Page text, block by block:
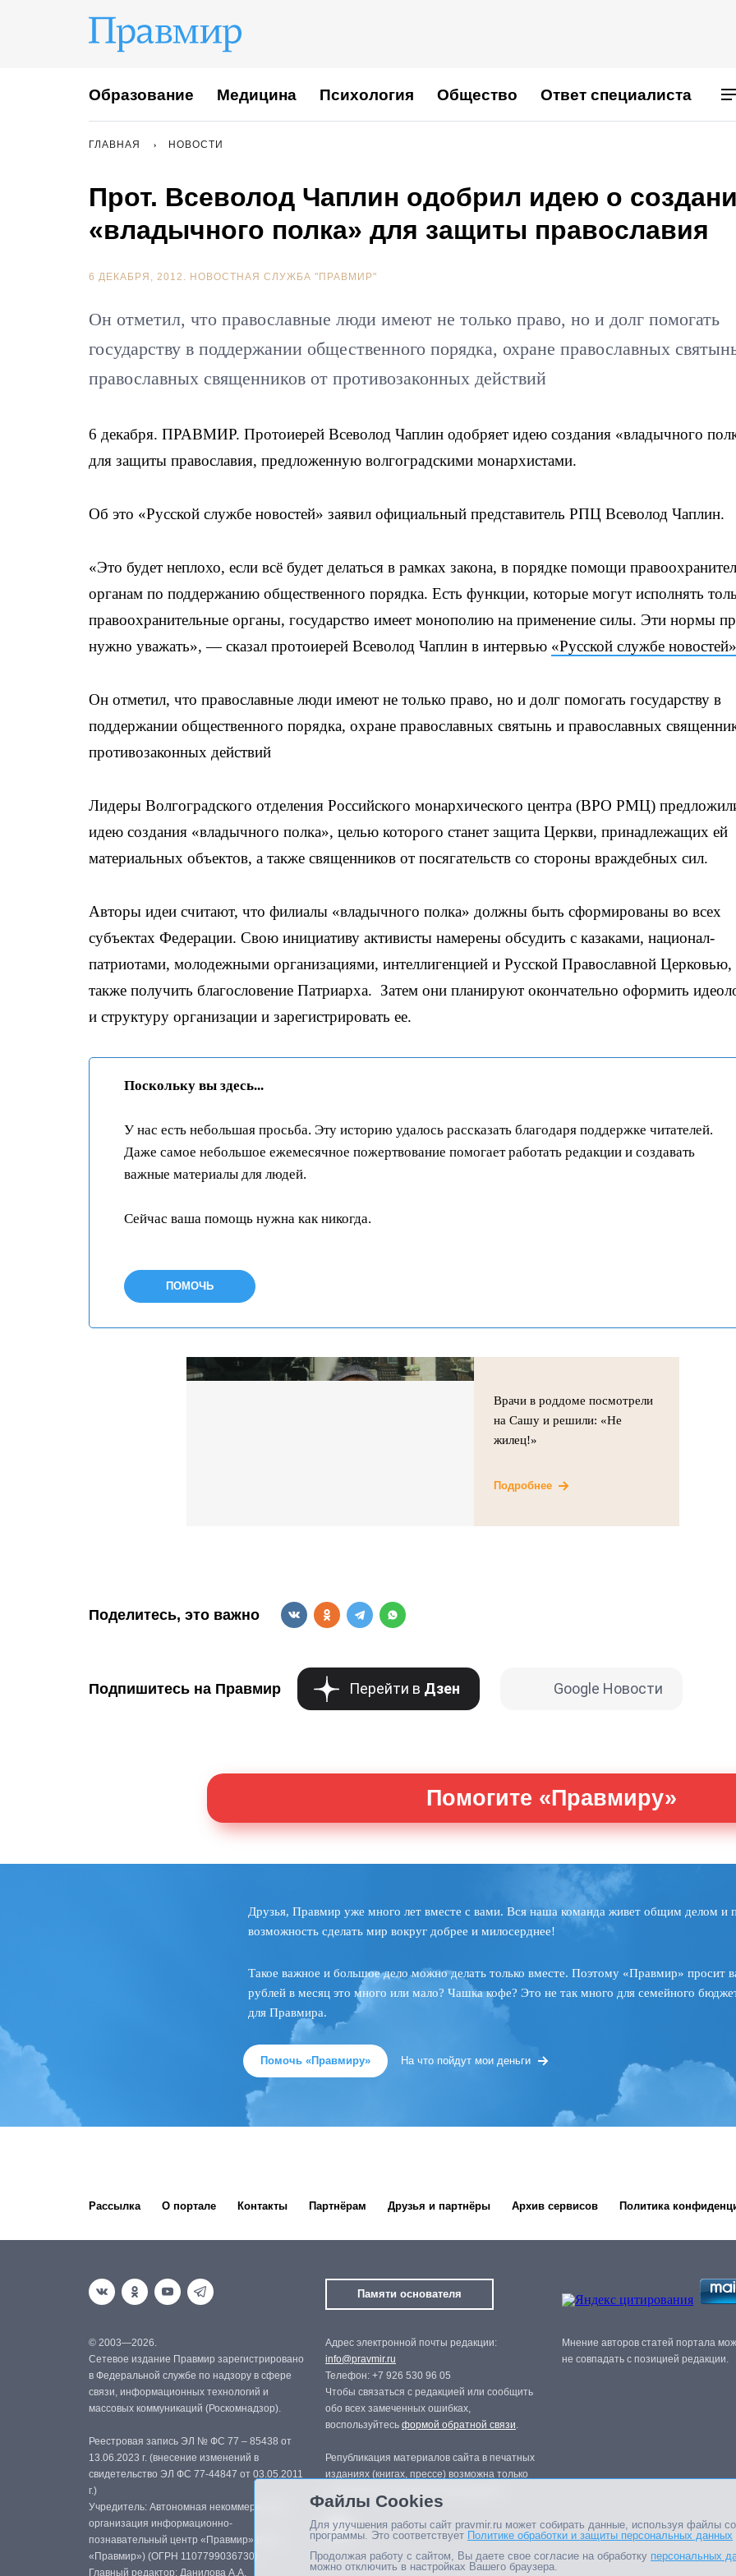
Образование Медицина Психология Общество Ответ специалиста
ГЛАВНАЯ НОВОСТИ
Прот. Всеволод Чаплин одобрил идею о
«владычного полка» для защиты православия
6 ДЕКАБРЯ, 2012. НОВОСТНАЯ СЛУЖБА "ПРАВМИР"
Он отметил, что православные люди имеют не только право, но и долг помогать
государству в поддержании общественного порядка, охране православных
православных священников от противозаконных действий
6 декабря. ПРАВМИР. Протоиерей Всеволод Чаплин одобряет идею создания «владычного
для защиты православия, предложенную волгоградскими монархистами.
Об это «Русской службе новостей» заявил официальный представитель РПЦ Всеволод Чаплин.
«Это будет неплохо, если всё будет делаться в рамках закона, в порядке помощи
органам по поддержанию общественного порядка. Есть функции, которые могут исполнять
правоохранительные органы, государство имеет монополию на применение силы. Эти нормы
нужно уважать», — сказал протоиерей Всеволод Чаплин в интервью «Русской службе новостей»
Он отметил, что православные люди имеют не только право, но и долг помогать государству в
поддержании общественного порядка, охране православных святынь и православных
противозаконных действий
Лидеры Волгоградского отделения Российского монархического центра (ВРО РМЦ)
идею создания «владычного полка», целью которого станет защита Церкви, принадлежащих ей
материальных объектов, а также священников от посягательств со стороны враждебных сил.
Авторы идеи считают, что филиалы «владычного полка» должны быть сформированы во всех
субъектах Федерации. Свою инициативу активисты намерены обсудить с казаками, национал-
патриотами, молодежными организациями, интеллигенцией и Русской Православной Церковью,
также получить благословение Патриарха. Затем они планируют окончательно оформить
и структуру организации и зарегистрировать ее.
Поскольку вы здесь...
У нас есть небольшая просьба. Эту историю удалось рассказать благодаря поддержке читателей.
Даже самое небольшое ежемесячное пожертвование помогает работать редакции и создавать
важные материалы для людей.
Сейчас ваша помощь нужна как никогда.
ПОМОЧЬ
Врачи в роддоме посмотрели
на Сашу и решили: «Не
жилец!»
Подробнее
Поделитесь, это важно
Подпишитесь на Правмир Перейти в Дзен Google Новости
Помогите «Правмиру»
Друзья, Правмир уже много лет вместе с вами. Вся наша команда живет общим делом и
возможность сделать мир вокруг добрее и милосерднее!
Такое важное и большое дело можно делать только вместе. Поэтому «Правмир» просит
рублей в месяц это много или мало? Чашка кофе? Это не так много для семейного
для Правмира.
Помочь «Правмиру» На что пойдут мои деньги
Рассылка О портале Контакты Партнёрам Друзья и партнёры Архив сервисов Политика
Памяти основателя
© 2003—2026.
Сетевое издание Правмир зарегистрировано
в Федеральной службе по надзору в сфере
связи, информационных технологий и
массовых коммуникаций (Роскомнадзор).
Реестровая запись ЭЛ № ФС 77 – 85438 от
13.06.2023 г. (внесение изменений в
свидетельство ЭЛ ФС 77-44847 от 03.05.2011
г.)
Учредитель: Автономная некоммерческая
организация информационно-
познавательный центр «Правмир» (АНО
«Правмир») (ОГРН 1107799036730)
Главный редактор: Данилова А.А.
Адрес электронной почты редакции:
info@pravmir.ru
Телефон: +7 926 530 96 05
Чтобы связаться с редакцией или сообщить
обо всех замеченных ошибках,
воспользуйтесь формой обратной связи.
Републикация материалов сайта в печатных
изданиях (книгах, прессе) возможна только
Мнение авторов статей портала
не совпадать с позицией редакции.
Файлы Cookies
Для улучшения работы сайт pravmir.ru может собирать данные, используя файлы
программы. Это соответствует Политике обработки и защиты персональных данных
Продолжая работу с сайтом, Вы даете свое согласие на обработку персональных
можно отключить в настройках Вашего браузера.